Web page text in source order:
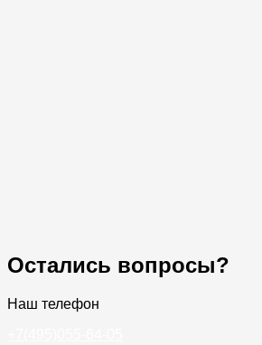
Остались вопросы?
Наш телефон